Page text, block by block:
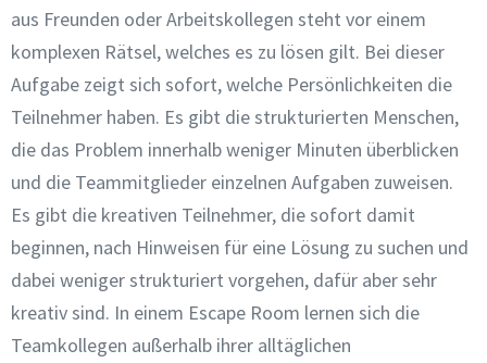
aus Freunden oder Arbeitskollegen steht vor einem
komplexen Rätsel, welches es zu lösen gilt. Bei dieser
Aufgabe zeigt sich sofort, welche Persönlichkeiten die
Teilnehmer haben. Es gibt die strukturierten Menschen,
die das Problem innerhalb weniger Minuten überblicken
und die Teammitglieder einzelnen Aufgaben zuweisen.
Es gibt die kreativen Teilnehmer, die sofort damit
beginnen, nach Hinweisen für eine Lösung zu suchen und
dabei weniger strukturiert vorgehen, dafür aber sehr
kreativ sind. In einem Escape Room lernen sich die
Teamkollegen außerhalb ihrer alltäglichen